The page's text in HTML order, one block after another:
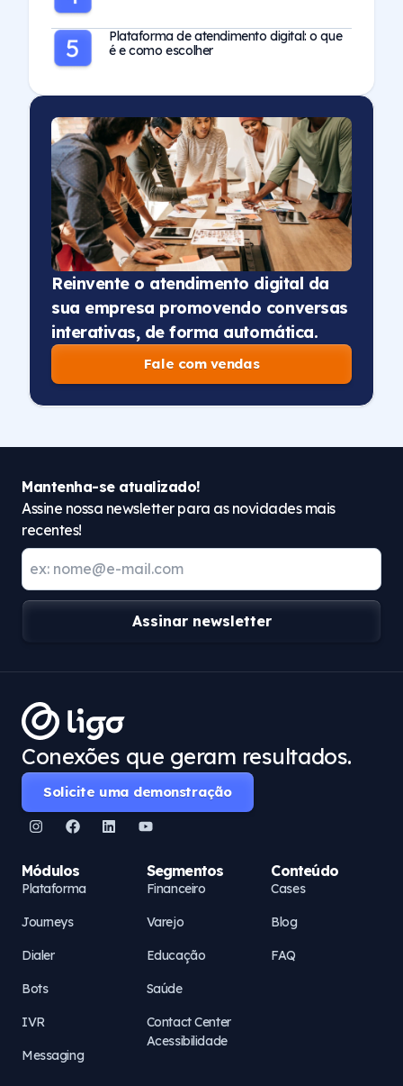
Plataforma de atendimento digital: o que
é e como escolher
Reinvente o atendimento digital da
sua empresa promovendo conversas
interativas, de forma automática.
Fale com vendas
Mantenha-se atualizado!
Assine nossa newsletter para as novidades mais
recentes!
Assinar newsletter
Conexões que geram resultados.
Solicite uma demonstração
Módulos
Plataforma
Journeys
Dialer
Bots
IVR
Messaging
Segmentos
Financeiro
Varejo
Educação
Saúde
Contact Center
Acessibilidade
Conteúdo
Cases
Blog
FAQ